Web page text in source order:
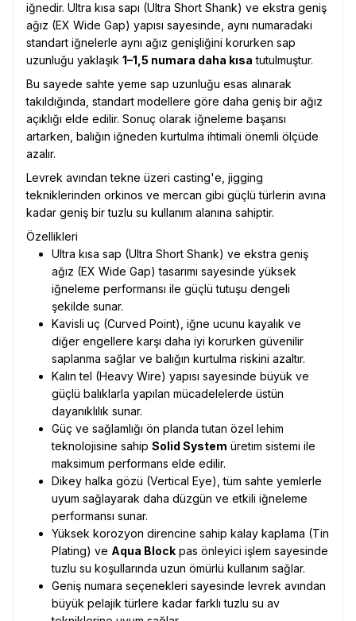
iğnedir. Ultra kısa sapı (Ultra Short Shank) ve ekstra geniş
ağız (EX Wide Gap) yapısı sayesinde, aynı numaradaki
standart iğnelerle aynı ağız genişliğini korurken sap
uzunluğu yaklaşık 1–1,5 numara daha kısa tutulmuştur.
Bu sayede sahte yeme sap uzunluğu esas alınarak
takıldığında, standart modellere göre daha geniş bir ağız
açıklığı elde edilir. Sonuç olarak iğneleme başarısı
artarken, balığın iğneden kurtulma ihtimali önemli ölçüde
azalır.
Levrek avından tekne üzeri casting'e, jigging
tekniklerinden orkinos ve mercan gibi güçlü türlerin avına
kadar geniş bir tuzlu su kullanım alanına sahiptir.
Özellikleri
Ultra kısa sap (Ultra Short Shank) ve ekstra geniş
ağız (EX Wide Gap) tasarımı sayesinde yüksek
iğneleme performansı ile güçlü tutuşu dengeli
şekilde sunar.
Kavisli uç (Curved Point), iğne ucunu kayalık ve
diğer engellere karşı daha iyi korurken güvenilir
saplanma sağlar ve balığın kurtulma riskini azaltır.
Kalın tel (Heavy Wire) yapısı sayesinde büyük ve
güçlü balıklarla yapılan mücadelelerde üstün
dayanıklılık sunar.
Güç ve sağlamlığı ön planda tutan özel lehim
teknolojisine sahip Solid System üretim sistemi ile
maksimum performans elde edilir.
Dikey halka gözü (Vertical Eye), tüm sahte yemlerle
uyum sağlayarak daha düzgün ve etkili iğneleme
performansı sunar.
Yüksek korozyon direncine sahip kalay kaplama (Tin
Plating) ve Aqua Block pas önleyici işlem sayesinde
tuzlu su koşullarında uzun ömürlü kullanım sağlar.
Geniş numara seçenekleri sayesinde levrek avından
büyük pelajik türlere kadar farklı tuzlu su av